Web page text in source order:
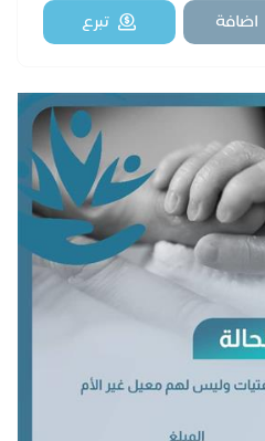
تبرع